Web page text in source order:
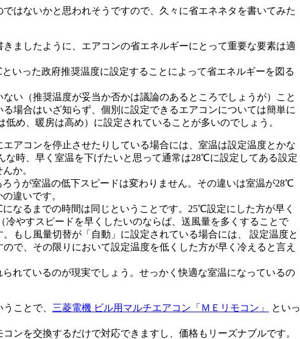
はないかと思われそうですので、久々に省エネネタを書いてみた
きましたように、エアコンの省エネルギーにとって重要な要素は適
いった政府推奨温度に設定することによって省エネルギーを図る
い（推奨温度が妥当か否かは議論のあるところでしょうが）こと
場合はいざ知らず、個別に設定できるエアコンについては簡単に
め、暖房は高め）に設定されていることが多いのでしょう。
アコンを停止させたりしている場合には、室温は設定温度とかな
な時、早く室温を下げたいと思って通常は28℃に設定してある設定
か。
うが室温の低下スピードは変わりません。その違いは室温が28℃
違いです。
なるまでの時間は同じということです。25℃設定にした方が早く
冷やすスピードを早くしたいのならば、送風量を多くすることで
もし風量切替が「自動」に設定されている場合には、 設定温度と
で、その限りにおいて設定温度を低くした方が早く冷えると言え
れているのが現実でしょう。せっかく快適な室温になっているの
ことで、 三菱電機 ビル用マルチエアコン「ＭＥリモコン」
といっ
ンを交換するだけで対応できますし、価格もリーズナブルです。